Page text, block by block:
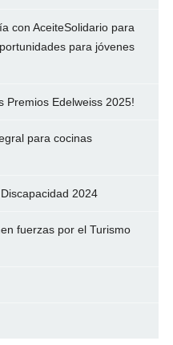
con AceiteSolidario para
para jóvenes
Premios Edelweiss 2025!
para cocinas
2024
fuerzas por el Turismo